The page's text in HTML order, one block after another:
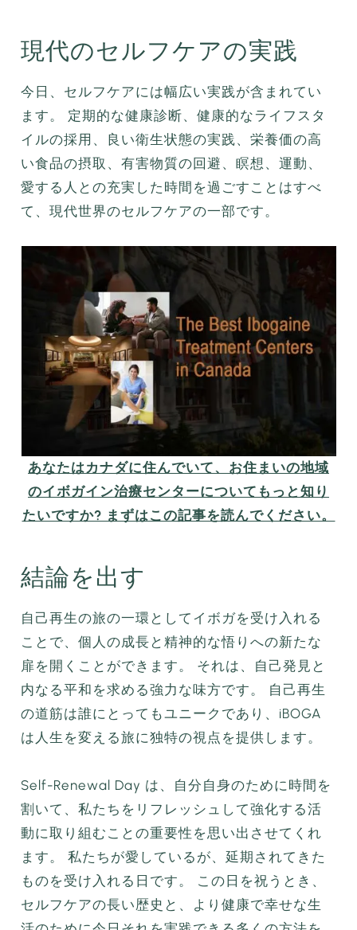
現代のセルフケアの実践
今日、セルフケアには幅広い実践が含まれてい
ます。 定期的な健康診断、健康的なライフスタ
イルの採用、良い衛生状態の実践、栄養価の高
い食品の摂取、有害物質の回避、瞑想、運動、
愛する人との充実した時間を過ごすことはすべ
て、現代世界のセルフケアの一部です。
あなたはカナダに住んでいて、お住まいの地域
のイボガイン治療センターについてもっと知り
たいですか? まずはこの記事を読んでください。
結論を出す
自己再生の旅の一環としてイボガを受け入れる
ことで、個人の成長と精神的な悟りへの新たな
扉を開くことができます。 それは、自己発見と
内なる平和を求める強力な味方です。 自己再生
の道筋は誰にとってもユニークであり、iBOGA
は人生を変える旅に独特の視点を提供します。
Self-Renewal Day は、自分自身のために時間を
割いて、私たちをリフレッシュして強化する活
動に取り組むことの重要性を思い出させてくれ
ます。 私たちが愛しているが、延期されてきた
ものを受け入れる日です。 この日を祝うとき、
セルフケアの長い歴史と、より健康で幸せな生